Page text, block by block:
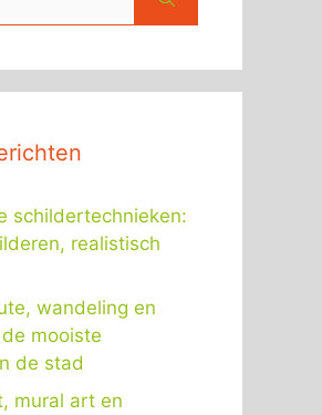
schildertechnieken:
realistisch
wandeling en
mooiste
de stad
mural art en